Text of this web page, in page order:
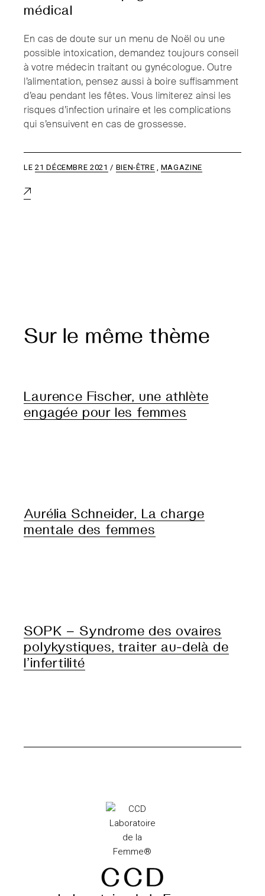
médical
En cas de doute sur un menu de Noël ou une
possible intoxication, demandez toujours conseil
à votre médecin traitant ou gynécologue. Outre
l’alimentation, pensez aussi à boire suffisamment
d’eau pendant les fêtes. Vous limiterez ainsi les
risques d’infection urinaire et les complications
qui s’ensuivent en cas de grossesse.
LE21 DÉCEMBRE 2021 BIEN-ÊTRE MAGAZINE
Sur le même thème
Laurence Fischer, une athlète
engagée pour les femmes
Aurélia Schneider, La charge
mentale des femmes
SOPK – Syndrome des ovaires
polykystiques, traiter au-delà de
l’infertilité